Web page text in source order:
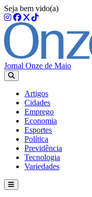
Seja bem vido(a)
Jornal Onze de Maio
Artigos
Cidades
Emprego
Economia
Esportes
Política
Previdência
Tecnologia
Variedades